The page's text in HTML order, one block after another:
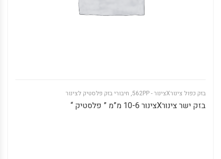
בזק כפול צינורXצינור - 562PP , חיבורי בזק פלסטיק לצינור
בזק ישר צינורXצינור 10-6 מ”מ ” פלסטיק “